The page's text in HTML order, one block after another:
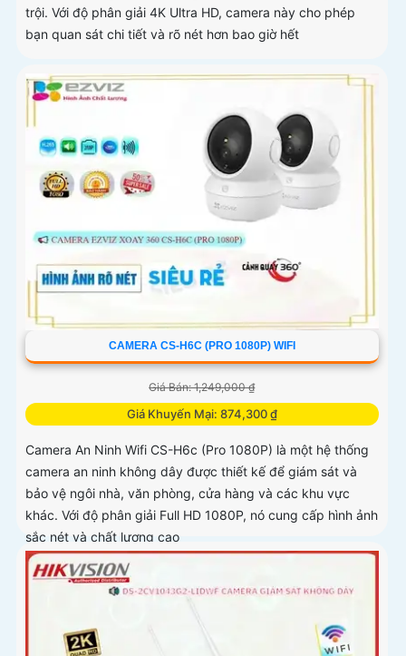
trội. Với độ phân giải 4K Ultra HD, camera này cho phép
bạn quan sát chi tiết và rõ nét hơn bao giờ hết
CAMERA CS-H6C (PRO 1080P) WIFI
Giá Bán: 1,249,000 ₫
Giá Khuyến Mại: 874,300 ₫
Camera An Ninh Wifi CS-H6c (Pro 1080P) là một hệ thống
camera an ninh không dây được thiết kế để giám sát và
bảo vệ ngôi nhà, văn phòng, cửa hàng và các khu vực
khác. Với độ phân giải Full HD 1080P, nó cung cấp hình ảnh
sắc nét và chất lượng cao